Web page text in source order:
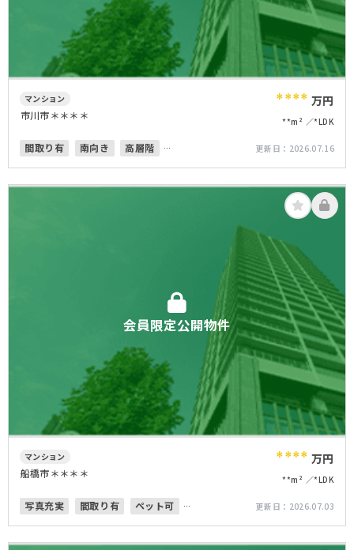
マンション
市川市＊＊＊＊ **** 万円
**m² *LDK
間取り有 南向き
高層階
更新日： 2026.07.16
会員限定公開物件
マンション
船橋市＊＊＊＊ **** 万円
**m² *LDK
写真充実 間取り有
ペット可
更新日： 2026.07.03